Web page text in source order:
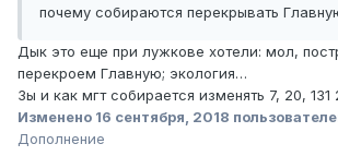
почему собираются перекрывать
Дык это еще при лужкове хотели: мол,
перекроем Главную; экология…
Зы и как мгт собирается изменять 7, 20, 131
Изменено 16 сентября, 2018
Дополнение